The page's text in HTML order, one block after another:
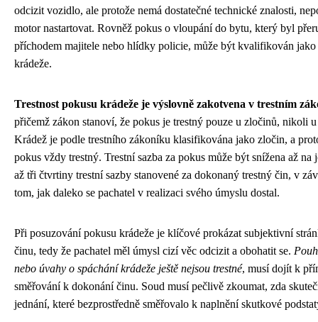
odcizit vozidlo, ale protože nemá dostatečné technické znalosti,
motor nastartovat. Rovněž pokus o vloupání do bytu, který byl
příchodem majitele nebo hlídky policie, může být kvalifikován jako
krádeže.
Trestnost pokusu krádeže je výslovně zakotvena v trestním
přičemž zákon stanoví, že pokus je trestný pouze u zločinů, nikoli
Krádež je podle trestního zákoníku klasifikována jako zločin, a
pokus vždy trestný. Trestní sazba za pokus může být snížena až na
až tři čtvrtiny trestní sazby stanovené za dokonaný trestný čin, v
tom, jak daleko se pachatel v realizaci svého úmyslu dostal.
Při posuzování pokusu krádeže je klíčové prokázat subjektivní
činu, tedy že pachatel měl úmysl cizí věc odcizit a obohatit se.
nebo úvahy o spáchání krádeže ještě nejsou trestné, musí dojít k
směřování k dokonání činu. Soud musí pečlivě zkoumat, zda
jednání, které bezprostředně směřovalo k naplnění skutkové